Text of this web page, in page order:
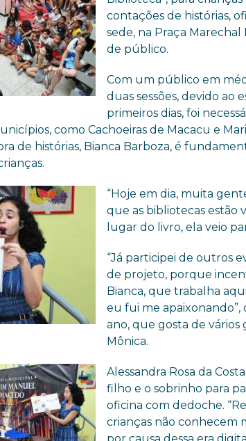
contações de histórias,
sede, na Praça
de público.
Com um público em
duas sessões, devido ao
primeiros dias, foi
como Cachoeiras de Macacu e
de histórias, Bianca Barboza, é
“Hoje em dia, muita
que as bibliotecas estão
lugar do livro, ela veio
“Já participei de outros
de projeto, porque
Bianca, que trabalha
eu fui me apaixonando”,
ano, que gosta de
Mônica.
Alessandra Rosa da
filho e o sobrinho para
oficina com dedoche.
crianças não conhecem